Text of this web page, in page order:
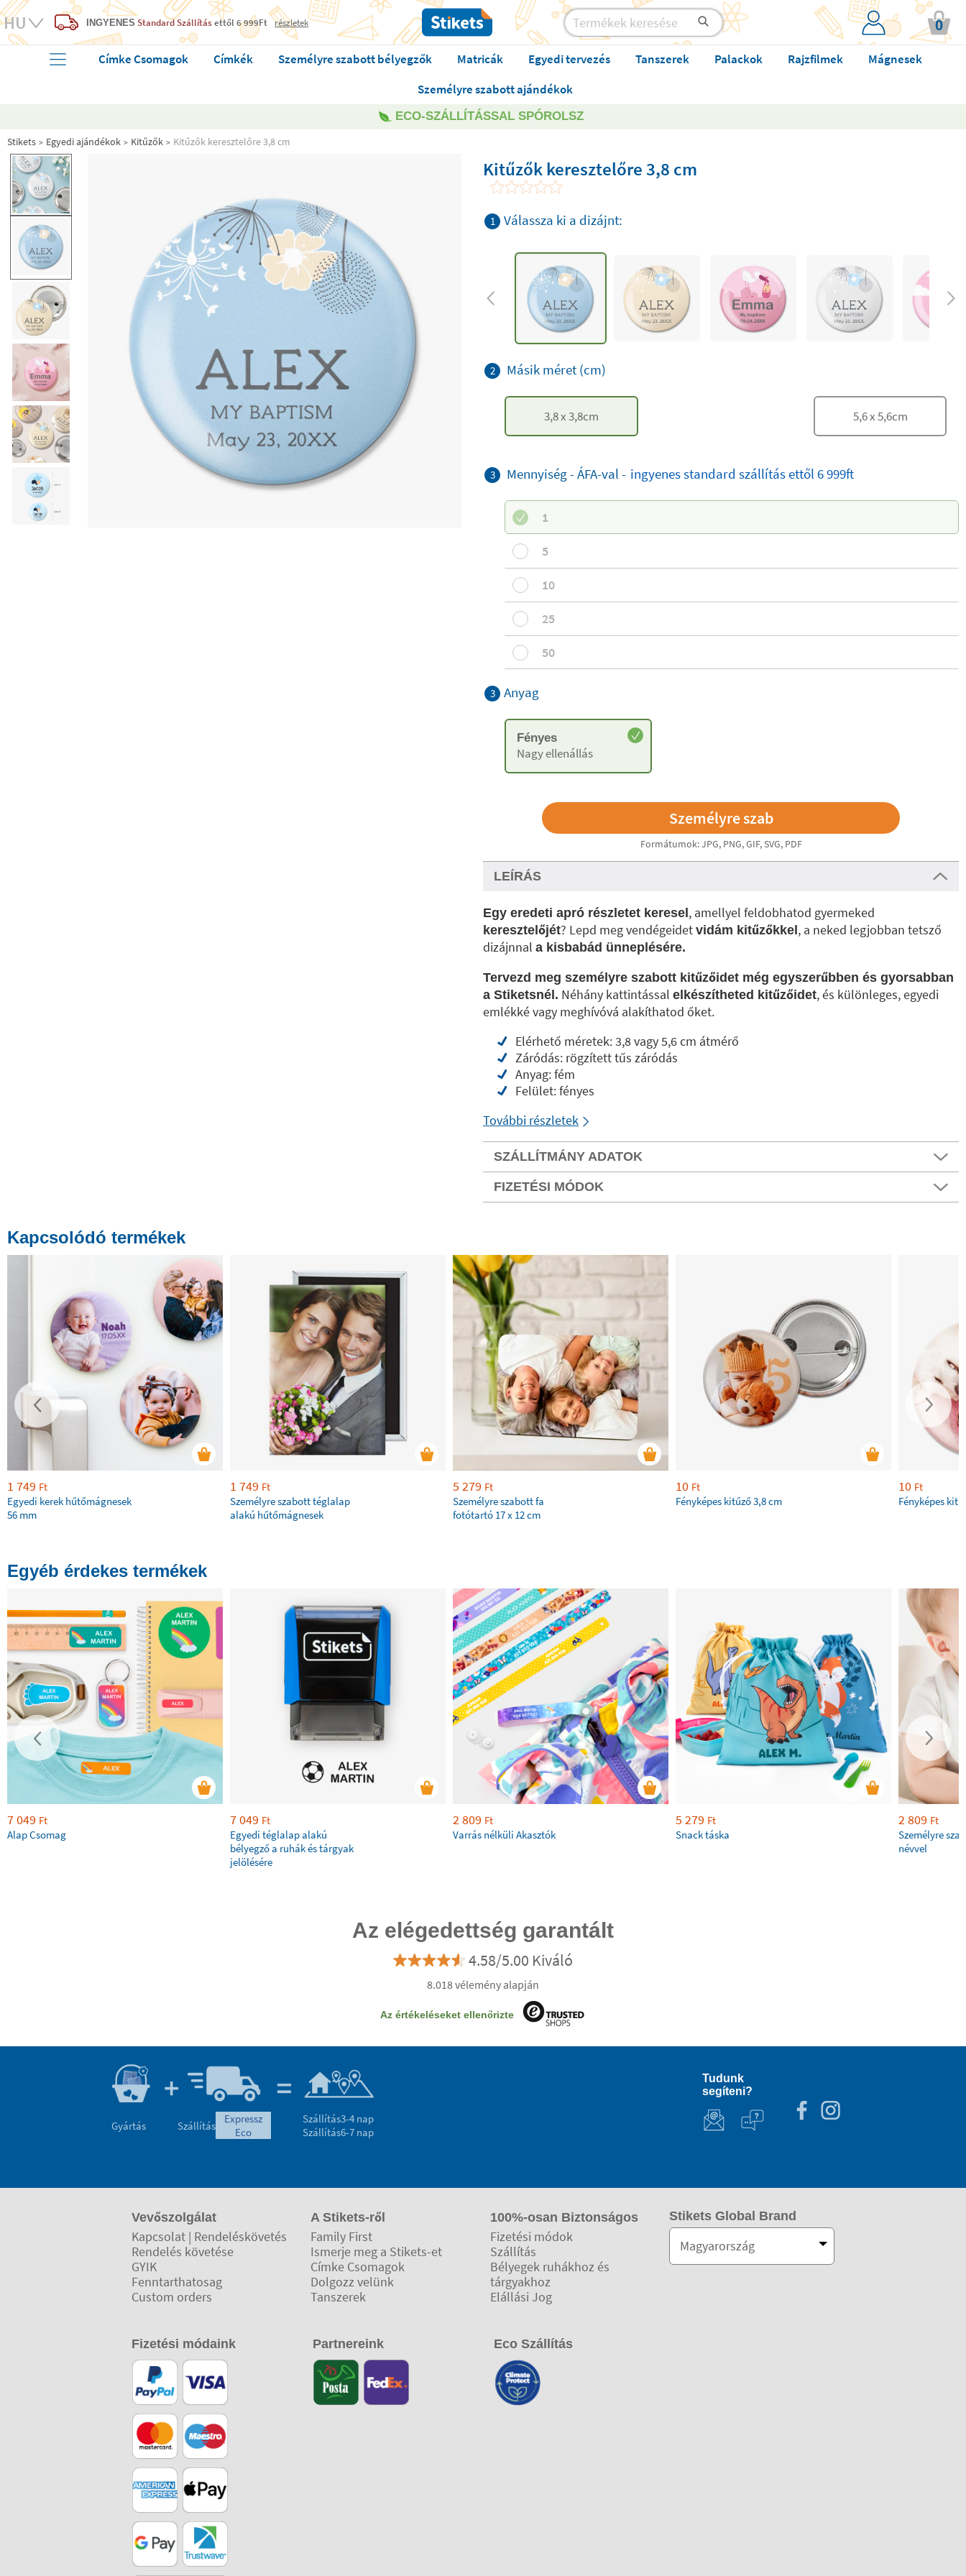
INGYENES Standard Szállításettől 6 999Ft részletek 0
Címke Csomagok Címkék Személyre szabott bélyegzők Matricák Egyedi tervezés Tanszerek Palackok Rajzfilmek
Mágnesek
Személyre szabott ajándékok
ECO-SZÁLLÍTÁSSAL SPÓROLSZ
Stikets Egyedi ajándékok Kitűzők Kitűzők keresztelőre 3,8 cm
Kitűzők keresztelőre 3,8 cm
1 Válassza ki a dizájnt:
2 Másik méret (cm)
3,8x3,8cm 5,6x5,6cm
3 Mennyiség - ÁFA-val - ingyenesstandard szállításettől 6 999ft
1
5
10
25
50
3 Anyag
Fényes
Nagy ellenállás
Formátumok: JPG, PNG, GIF, SVG, PDF
LEÍRÁS
Egy eredeti apró részletet keresel , amellyel feldobhatod gyermeked
keresztelőjét? Lepd meg vendégeidet vidám kitűzőkkel , a neked legjobban tetsző
dizájnnal a kisbabád ünneplésére.
Tervezd meg személyre szabott kitűzőidet még egyszerűbben és gyorsabban
a Stiketsnél. Néhány kattintással elkészítheted kitűzőidet, és különleges, egyedi
emlékké vagy meghívóvá alakíthatod őket.
Elérhető méretek: 3,8 vagy 5,6 cm átmérő
Záródás: rögzített tűs záródás
Anyag: fém
Felület: fényes
További részletek
SZÁLLÍTMÁNY ADATOK
FIZETÉSI MÓDOK
Kapcsolódó termékek
1 749 Ft
Egyedi kerek hűtőmágnesek
56 mm
1 749 Ft
Személyre szabott téglalap
alakú hűtőmágnesek
5 279 Ft
Személyre szabott fa
fotótartó 17 x 12 cm
10 Ft
Fényképes kitűző 3,8 cm
10 Ft
Fényképes
Egyéb érdekes termékek
7 049 Ft
Alap Csomag
7 049 Ft
Egyedi téglalap alakú
bélyegző a ruhák és tárgyak
jelölésére
2 809 Ft
Varrás nélküli Akasztók
5 279 Ft
Snack táska
2 809 Ft
Személyre
névvel
Az elégedettség garantált
4.58/5.00 Kiváló
8.018 vélemény alapján
Az értékeléseket ellenőrizte
Gyártás Szállítás
expressz
eco
Szállítás3-4 nap
Szállítás6-7 nap
Tudunk
segíteni?
Vevőszolgálat
Kapcsolat | Rendeléskövetés
Rendelés követése
GYIK
Fenntarthatosag
Custom orders
A Stikets-ről
Family First
Ismerje meg a Stikets-et
Címke Csomagok
Dolgozz velünk
Tanszerek
100%-osan Biztonságos
Fizetési módok
Szállítás
Bélyegek ruhákhoz és
tárgyakhoz
Elállási Jog
Stikets Global Brand
Magyarország
Fizetési módaink Partnereink Eco Szállítás